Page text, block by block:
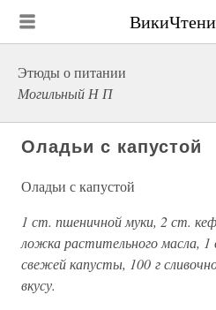
Этюды о питании
Могильный Н П
Оладьи с капустой
Оладьи с капустой
1 ст. пшеничной муки, 2 ст.
ложка растительного масла, 1
свежей капусты, 100 г
вкусу.